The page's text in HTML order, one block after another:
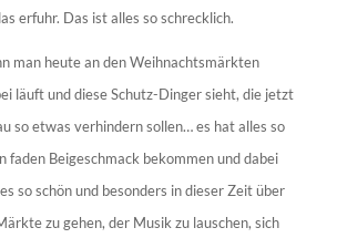
erfuhr. Das ist alles so schrecklich.
man heute an den Weihnachtsmärkten
läuft und diese Schutz-Dinger sieht, die jetzt
so etwas verhindern sollen… es hat alles so
faden Beigeschmack bekommen und dabei
so schön und besonders in dieser Zeit über
zu gehen, der Musik zu lauschen, sich